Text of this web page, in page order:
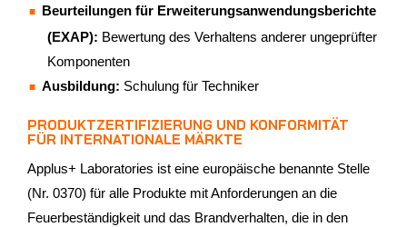
Beurteilungen für Erweiterungsanwendungsberichte
(EXAP): Bewertung des Verhaltens anderer ungeprüfter
Komponenten
Ausbildung: Schulung für Techniker
PRODUKTZERTIFIZIERUNG UND KONFORMITÄT
FÜR INTERNATIONALE MÄRKTE
Applus+ Laboratories ist eine europäische benannte Stelle
(Nr. 0370) für alle Produkte mit Anforderungen an die
Feuerbeständigkeit und das Brandverhalten, die in den